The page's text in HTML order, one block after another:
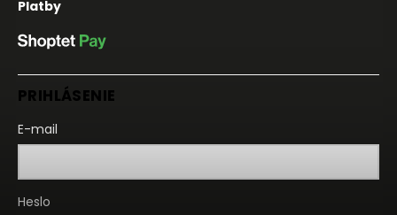
Platby
PRIHLÁSENIE
E-mail
Heslo